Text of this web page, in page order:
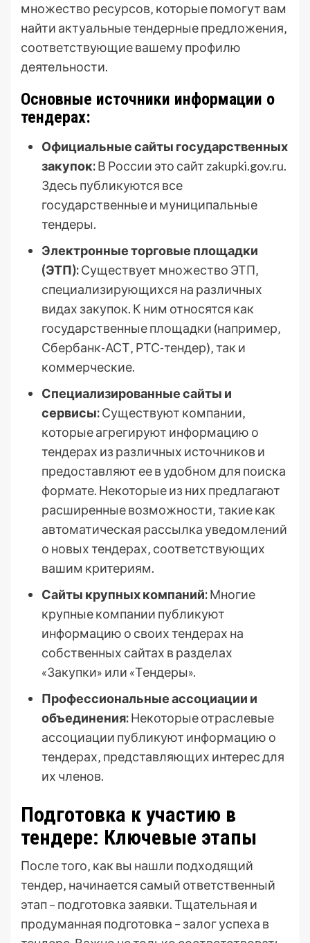
множество ресурсов‚ которые помогут вам
найти актуальные тендерные предложения‚
соответствующие вашему профилю
деятельности.
Основные источники информации о
тендерах:
Официальные сайты государственных
закупок:В России это сайт zakupki.gov.ru.
Здесь публикуются все
государственные и муниципальные
тендеры.
Электронные торговые площадки
(ЭТП):Существует множество ЭТП‚
специализирующихся на различных
видах закупок. К ним относятся как
государственные площадки (например‚
Сбербанк-АСТ‚ РТС-тендер)‚ так и
коммерческие.
Специализированные сайты и
сервисы:Существуют компании‚
которые агрегируют информацию о
тендерах из различных источников и
предоставляют ее в удобном для поиска
формате. Некоторые из них предлагают
расширенные возможности‚ такие как
автоматическая рассылка уведомлений
о новых тендерах‚ соответствующих
вашим критериям.
Сайты крупных компаний:Многие
крупные компании публикуют
информацию о своих тендерах на
собственных сайтах в разделах
«Закупки» или «Тендеры».
Профессиональные ассоциации и
объединения:Некоторые отраслевые
ассоциации публикуют информацию о
тендерах‚ представляющих интерес для
их членов.
Подготовка к участию в
тендере: Ключевые этапы
После того‚ как вы нашли подходящий
тендер‚ начинается самый ответственный
этап – подготовка заявки. Тщательная и
продуманная подготовка – залог успеха в